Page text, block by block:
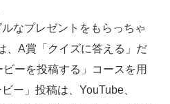
なプレゼントをもらっちゃ
、A賞「クイズに答える」だ
ーを投稿する」コースを用
ー」投稿は、YouTube、